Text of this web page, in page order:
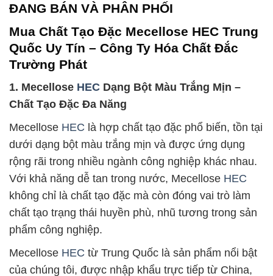
ĐANG BÁN VÀ PHÂN PHỐI
Mua Chất Tạo Đặc Mecellose HEC Trung
Quốc Uy Tín – Công Ty Hóa Chất Đắc
Trường Phát
1. Mecellose HEC Dạng Bột Màu Trắng Mịn –
Chất Tạo Đặc Đa Năng
Mecellose HEC là hợp chất tạo đặc phổ biến, tồn tại
dưới dạng bột màu trắng mịn và được ứng dụng
rộng rãi trong nhiều ngành công nghiệp khác nhau.
Với khả năng dễ tan trong nước, Mecellose HEC
không chỉ là chất tạo đặc mà còn đóng vai trò làm
chất tạo trạng thái huyền phù, nhũ tương trong sản
phẩm công nghiệp.
Mecellose HEC từ Trung Quốc là sản phẩm nổi bật
của chúng tôi, được nhập khẩu trực tiếp từ China,